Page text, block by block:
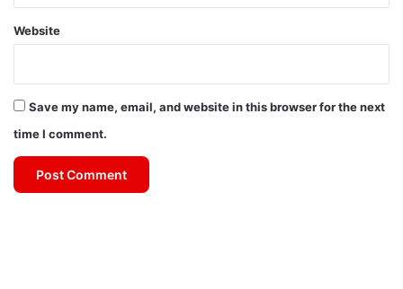
Website
Save my name, email, and website in this browser for the next
time I comment.